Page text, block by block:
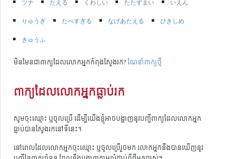
ツナ たえる くわしい たたずまい
いえん
りゅうぎ
たべすぎる なげあたえる
ひきしめ
きゅうふ
មិនមែនជាពាក្យដែលលោកអ្នកកំពុងស្វែងរក?ណែនាំពាក្យថ្មី
ពាក្យដែលលោកអ្នកធ្លាប់រក
សូមចុះឈ្មោះ ឬចូលប្រើ ដើម្បីយើងខ្ញុំអាចបង្ហាញនូវបញ្ជីពាក្យដែលលោកអ្នក
ធ្លាប់បានស្វែងរកនៅទីនេះ។
នៅពេលដែលលោកអ្នកចុះឈ្មោះ ឬចូលប្រើរួចមក លោកអ្នកនឹងបានឃើញនូវ